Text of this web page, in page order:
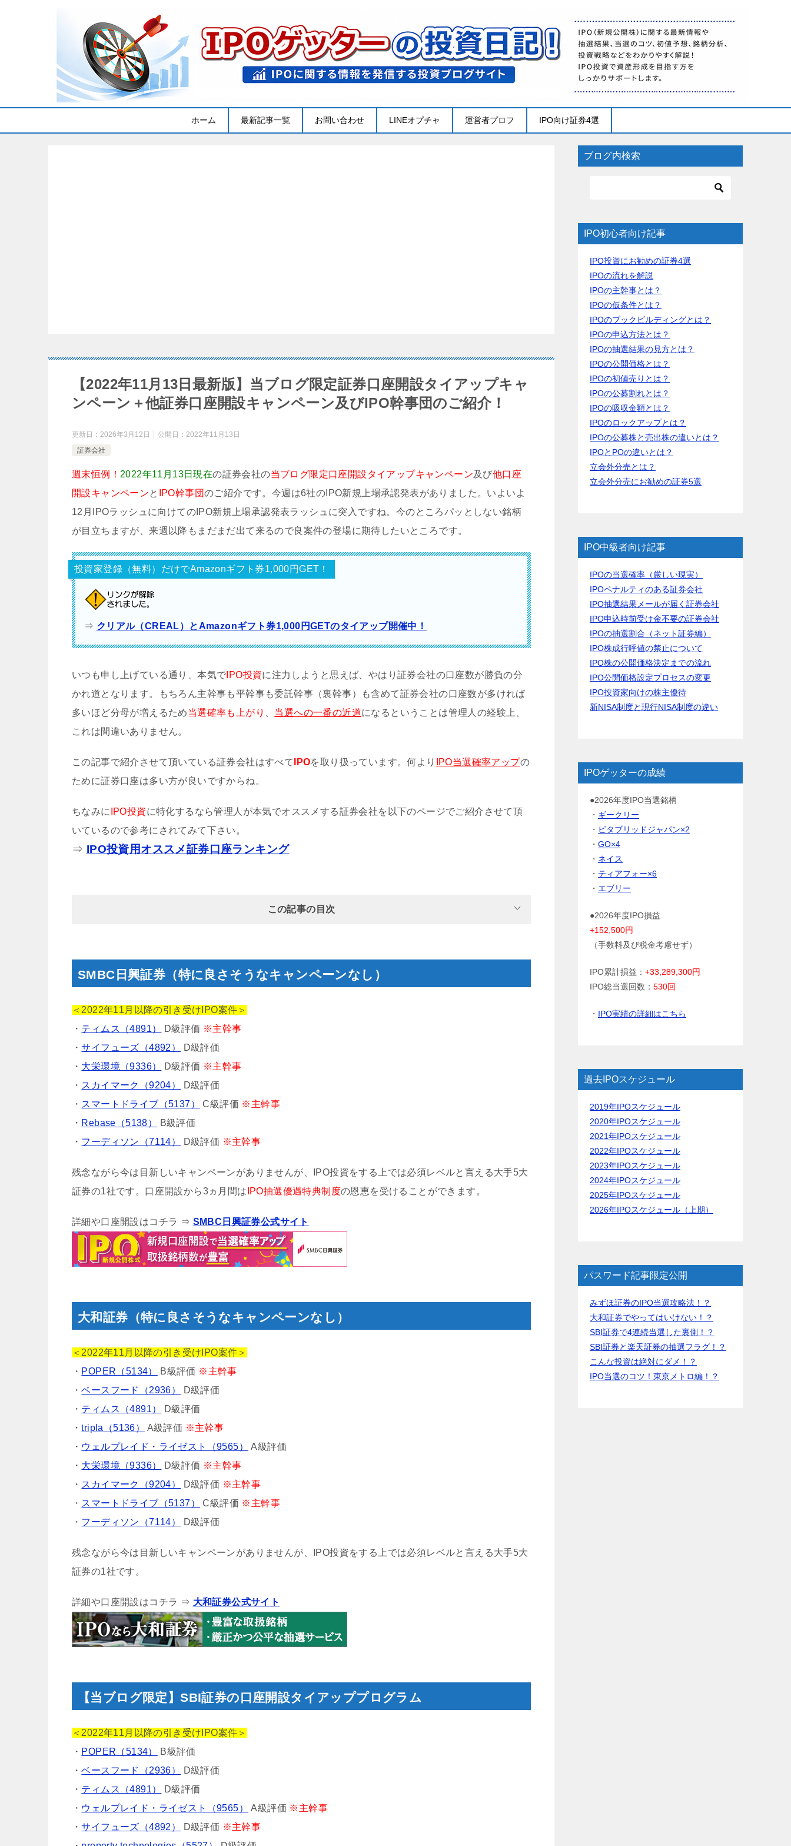
ホーム 最新記事一覧 お問い合わせ LINEオプチャ 運営者プロフ IPO向け証券4選
【2022年11月13日最新版】当ブログ限定証券口座開設タイアップキャ
ンペーン＋他証券口座開設キャンペーン及びIPO幹事団のご紹介！
更新日： 2026年3月12日 公開日： 2022年11月13日
証券会社
週末恒例！ 2022年11月13日現在の証券会社の当ブログ限定口座開設タイアップキャンペーン及び他口座
開設キャンペーンと IPO幹事団のご紹介です。今週は6社のIPO新規上場承認発表がありました。いよいよ
12月IPOラッシュに向けてのIPO新規上場承認発表ラッシュに突入ですね。今のところパッとしない銘柄
が目立ちますが、来週以降もまだまだ出て来るので良案件の登場に期待したいところです。
投資家登録（無料）だけでAmazonギフト券1,000円GET！
⇒ クリアル（CREAL）とAmazonギフト券1,000円GETのタイアップ開催中！
いつも申し上げている通り、本気で IPO投資に注力しようと思えば、やはり証券会社の口座数が勝負の分
かれ道となります。もちろん主幹事も平幹事も委託幹事（裏幹事）も含めて証券会社の口座数が多ければ
多いほど分母が増えるため当選確率も上がり 当選への一番の近道になるということは管理人の経験上、
これは間違いありません。
この記事で紹介させて頂いている証券会社はすべて IPOを取り扱っています。何より IPO当選確率アップの
ために証券口座は多い方が良いですからね。
ちなみに IPO投資に特化するなら管理人が本気でオススメする証券会社を以下のページでご紹介させて頂
いているので参考にされてみて下さい。
⇒ IPO投資用オススメ証券口座ランキング
この記事の目次
SMBC日興証券（特に良さそうなキャンペーンなし）
＜2022年11月以降の引き受けIPO案件＞
・ ティムス（4891） D級評価 ※主幹事
・サイフューズ（4892）
D級評価
・ 大栄環境（9336） D級評価 ※主幹事
・ スカイマーク（9204）
D級評価
・ スマートドライブ（5137） C級評価 ※主幹事
・ Rebase（5138）
B級評価
・ フーディソン（7114） D級評価 ※主幹事
残念ながら今は目新しいキャンペーンがありませんが、IPO投資をする上では必須レベルと言える大手5大
証券の1社です。口座開設から3ヵ月間は IPO抽選優遇特典制度の恩恵を受けることができます。
詳細や口座開設はコチラ ⇒ SMBC日興証券公式サイト
大和証券（特に良さそうなキャンペーンなし）
＜2022年11月以降の引き受けIPO案件＞
・ POPER（5134） B級評価 ※主幹事
・ベースフード（2936）
D級評価
・ ティムス（4891）
D級評価
・tripla（5136） A級評価 ※主幹事
・ ウェルプレイド・ライゼスト（9565）
A級評価
・ 大栄環境（9336） D級評価 ※主幹事
・ スカイマーク（9204） D級評価 ※主幹事
・ スマートドライブ（5137） C級評価 ※主幹事
・ フーディソン（7114） D級評価
残念ながら今は目新しいキャンペーンがありませんが、IPO投資をする上では必須レベルと言える大手5大
証券の1社です。
詳細や口座開設はコチラ ⇒ 大和証券公式サイト
【当ブログ限定】SBI証券の口座開設タイアッププログラム
＜2022年11月以降の引き受けIPO案件＞
・ POPER（5134）
B級評価
・ベースフード（2936）
D級評価
・ ティムス（4891）
D級評価
・ ウェルプレイド・ライゼスト（9565） A級評価 ※主幹事
・サイフューズ（4892） D級評価 ※主幹事
ブログ内検索
IPO初心者向け記事
IPO投資にお勧めの証券4選
IPOの流れを解説
IPOの主幹事とは？
IPOの仮条件とは？
IPOのブックビルディングとは？
IPOの申込方法とは？
IPOの抽選結果の見方とは？
IPOの公開価格とは？
IPOの初値売りとは？
IPOの公募割れとは？
IPOの吸収金額とは？
IPOのロックアップとは？
IPOの公募株と売出株の違いとは？
IPOとPOの違いとは？
立会外分売とは？
立会外分売にお勧めの証券5選
IPO中級者向け記事
IPOの当選確率（厳しい現実）
IPOペナルティのある証券会社
IPO抽選結果メールが届く証券会社
IPO申込時前受け金不要の証券会社
IPOの抽選割合（ネット証券編）
IPO株成行呼値の禁止について
IPO株の公開価格決定までの流れ
IPO公開価格設定プロセスの変更
IPO投資家向けの株主優待
新NISA制度と現行NISA制度の違い
IPOゲッターの成績
●2026年度IPO当選銘柄
・ ギークリー
・ ビタブリッドジャパン×2
・ GO×4
・ ネイス
・ ティアフォー×6
・ エブリー
●2026年度IPO損益
+152,500円
（手数料及び税金考慮せず）
IPO累計損益： +33,289,300円
IPO総当選回数： 530回
・ IPO実績の詳細はこちら
過去IPOスケジュール
2019年IPOスケジュール
2020年IPOスケジュール
2021年IPOスケジュール
2022年IPOスケジュール
2023年IPOスケジュール
2024年IPOスケジュール
2025年IPOスケジュール
2026年IPOスケジュール（上期）
パスワード記事限定公開
みずほ証券のIPO当選攻略法！？
大和証券でやってはいけない！？
SBI証券で4連続当選した裏側！？
SBI証券と楽天証券の抽選フラグ！？
こんな投資は絶対にダメ！？
IPO当選のコツ！東京メトロ編！？